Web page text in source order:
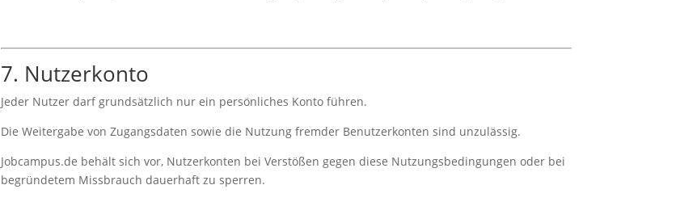
7. Nutzerkonto
Jeder Nutzer darf grundsätzlich nur ein persönliches Konto führen.
Die Weitergabe von Zugangsdaten sowie die Nutzung fremder Benutzerkonten sind unzulässig.
Jobcampus.de behält sich vor, Nutzerkonten bei Verstößen gegen diese Nutzungsbedingungen oder bei
begründetem Missbrauch dauerhaft zu sperren.